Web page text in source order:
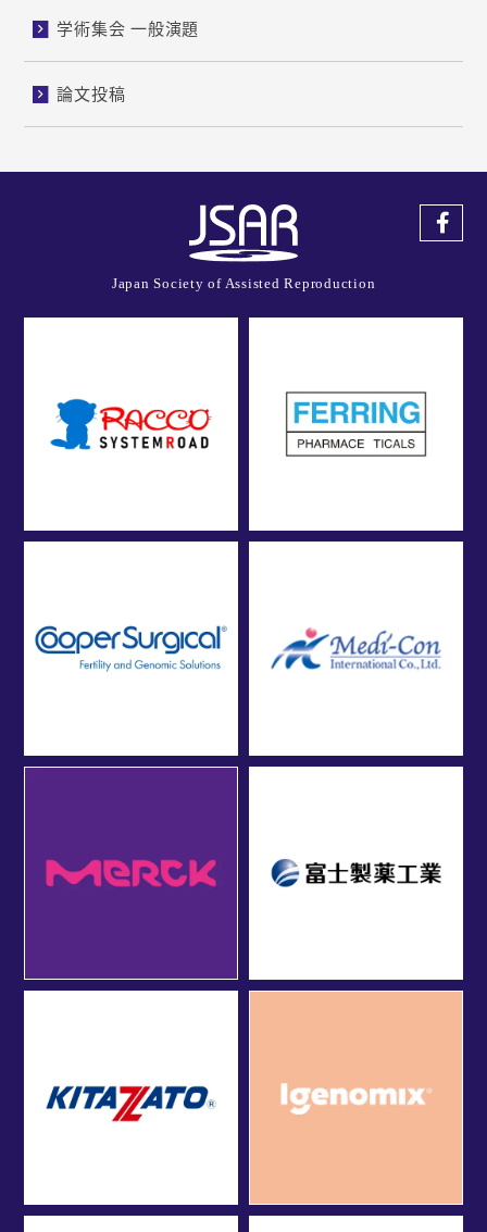
学術集会 一般演題
論文投稿
Japan Society of Assisted Reproduction